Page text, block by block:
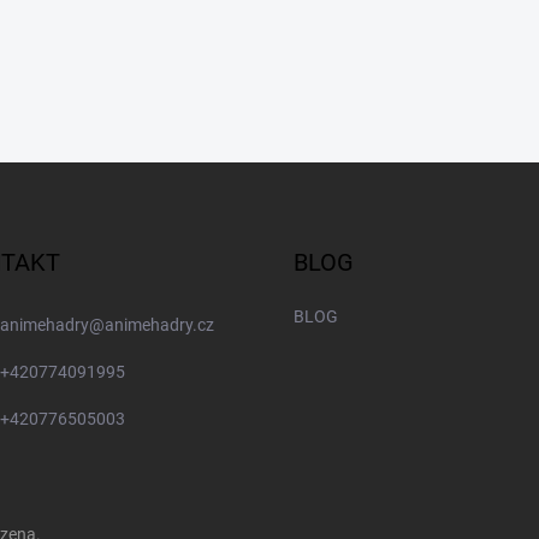
animehadry@animehadry.cz
+420774091995
+420776505003
BLOG
BLOG